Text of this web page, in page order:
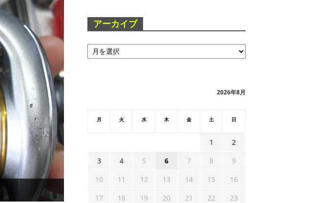
アーカイブ
ア
ー
2026年8月
月 火 水 木 金 土 日
1
2
3
4 5 6 7 8
9
10
11 12 13 14 15
16
17
18 19 20 21 22
23